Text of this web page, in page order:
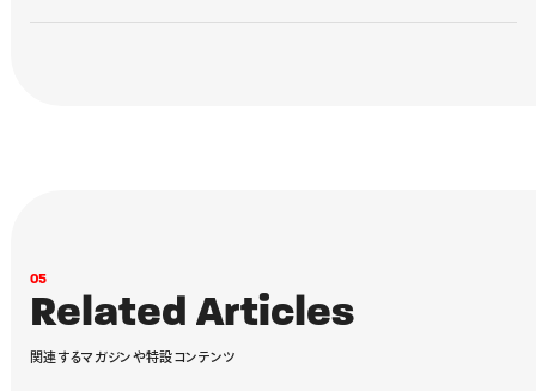
05
Related Articles
関連するマ ガジンや特設コンテンツ